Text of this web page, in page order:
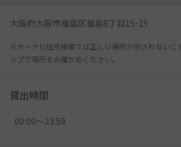
大阪府大阪市福島区福島8丁目15-15
※カーナビ住所検索では正しい場所が示されないこ
ップで場所をお確かめください。
貸出時間
00:00〜23:59